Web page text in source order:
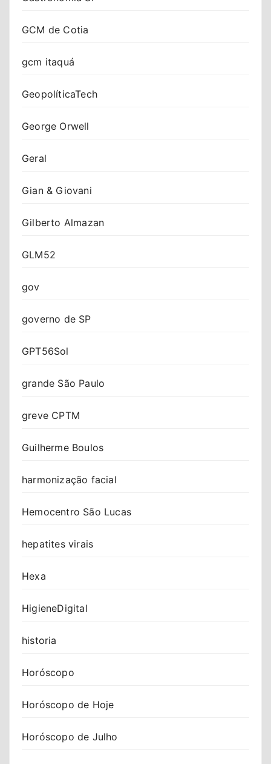
GCM de Cotia
gcm itaquá
GeopolíticaTech
George Orwell
Geral
Gian & Giovani
Gilberto Almazan
GLM52
gov
governo de SP
GPT56Sol
grande São Paulo
greve CPTM
Guilherme Boulos
harmonização facial
Hemocentro São Lucas
hepatites virais
Hexa
HigieneDigital
historia
Horóscopo
Horóscopo de Hoje
Horóscopo de Julho